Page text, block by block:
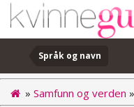
Språk og navn
» Samfunn og verden »